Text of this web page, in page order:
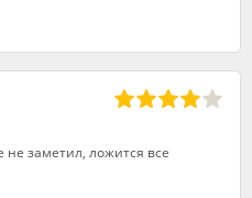
не заметил, ложится все